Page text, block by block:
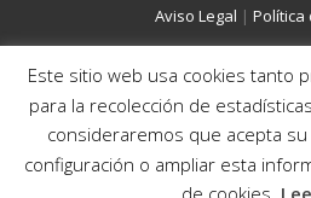
Aviso Legal | Política
Este sitio web usa cookies tanto
para la recolección de
consideraremos que acepta
configuración o ampliar esta
de cookies.